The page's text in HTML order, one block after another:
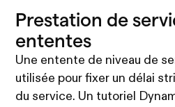
Prestation de
ententes
Une entente de niveau de
utilisée pour fixer un délai
du service. Un tutoriel